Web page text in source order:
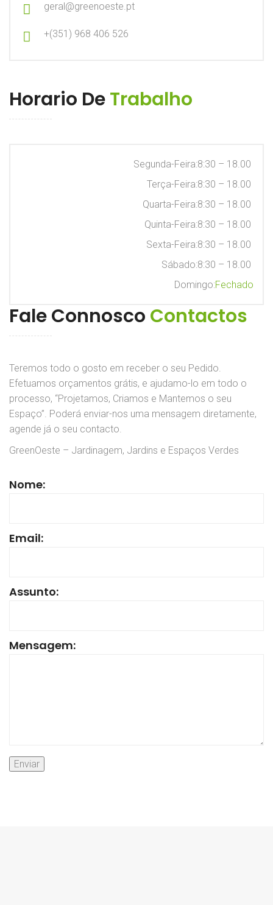
geral@greenoeste.pt
+(351) 968 406 526
Horario DeTrabalho
Segunda-Feira:8:30 – 18.00
Terça-Feira:8:30 – 18.00
Quarta-Feira:8:30 – 18.00
Quinta-Feira:8:30 – 18.00
Sexta-Feira:8:30 – 18.00
Sábado:8:30 – 18.00
Domingo:Fechado
Fale Connosco Contactos
Teremos todo o gosto em receber o seu Pedido.
Efetuamos orçamentos grátis, e ajudamo-lo em todo o
processo, “Projetamos, Criamos e Mantemos o seu
Espaço”. Poderá enviar-nos uma mensagem diretamente,
agende já o seu contacto.
GreenOeste – Jardinagem, Jardins e Espaços Verdes
Nome:
Email:
Assunto:
Mensagem: